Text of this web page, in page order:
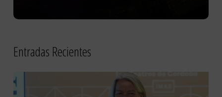
Entradas Recientes